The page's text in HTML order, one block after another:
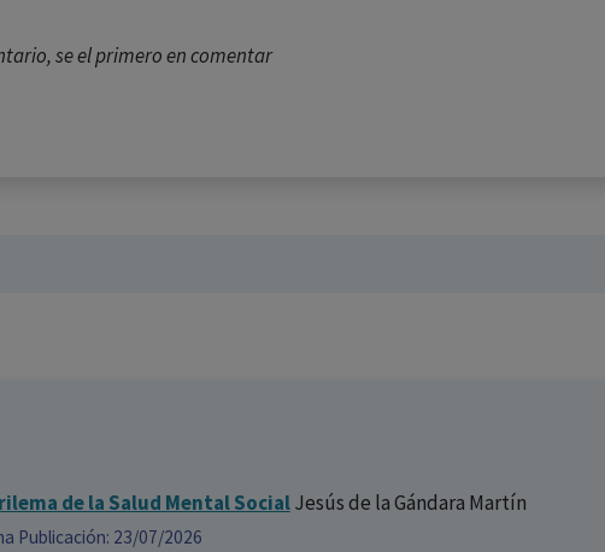
se el primero en comentar
de la Salud Mental SocialJesús de la Gándara Martín
Publicación: 23/07/2026